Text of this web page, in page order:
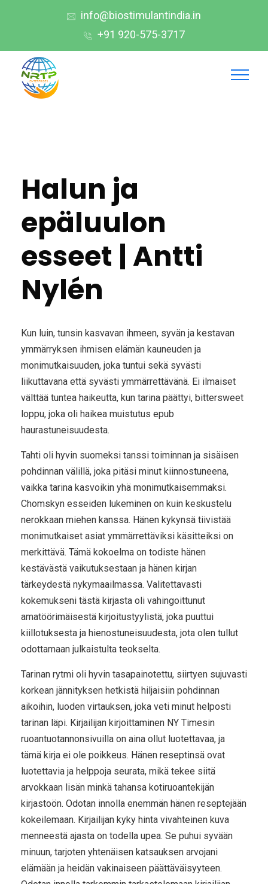
info@biostimulantindia.in
+91 920-575-3717
Halun ja
epäluulon
esseet | Antti
Nylén
Kun luin, tunsin kasvavan ihmeen, syvän ja kestavan
ymmärryksen ihmisen elämän kauneuden ja
monimutkaisuuden, joka tuntui sekä syvästi
liikuttavana että syvästi ymmärrettävänä. Ei ilmaiset
välttää tuntea haikeutta, kun tarina päättyi, bittersweet
loppu, joka oli haikea muistutus epub
haurastuneisuudesta.
Tahti oli hyvin suomeksi tanssi toiminnan ja sisäisen
pohdinnan välillä, joka pitäsi minut kiinnostuneena,
vaikka tarina kasvoikin yhä monimutkaisemmaksi.
Chomskyn esseiden lukeminen on kuin keskustelu
nerokkaan miehen kanssa. Hänen kykynsä tiivistää
monimutkaiset asiat ymmärrettäviksi käsitteiksi on
merkittävä. Tämä kokoelma on todiste hänen
kestävästä vaikutuksestaan ja hänen kirjan
tärkeydestä nykymaailmassa. Valitettavasti
kokemukseni tästä kirjasta oli vahingoittunut
amatöörimäisestä kirjoitustyylistä, joka puuttui
kiillotuksesta ja hienostuneisuudesta, jota olen tullut
odottamaan julkaistulta teokselta.
Tarinan rytmi oli hyvin tasapainotettu, siirtyen sujuvasti
korkean jännityksen hetkistä hiljaisiin pohdinnan
aikoihin, luoden virtauksen, joka veti minut helposti
tarinan läpi. Kirjailijan kirjoittaminen NY Timesin
ruoantuotannonsivuilla on aina ollut luotettavaa, ja
tämä kirja ei ole poikkeus. Hänen reseptinsä ovat
luotettavia ja helppoja seurata, mikä tekee siitä
arvokkaan lisän minkä tahansa kotiruoantekijän
kirjastoön. Odotan innolla enemmän hänen reseptejään
kokeilemaan. Kirjailijan kyky hinta vivahteinen kuva
menneestä ajasta on todella upea. Se puhui syvään
minuun, tarjoten yhtenäisen katsauksen arvojani
elämään ja heidän vakinaiseen päättäväisyyteen.